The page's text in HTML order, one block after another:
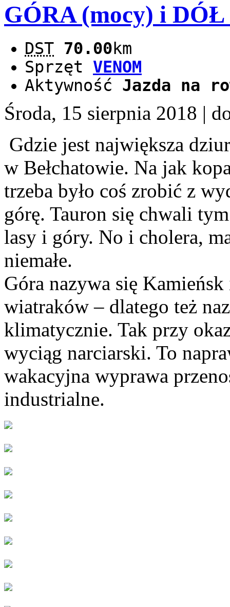
GÓRA (mocy) i
DST 70.00km
Sprzęt VENOM
Aktywność Jazda na
Środa, 15 sierpnia 2018 |
Gdzie jest największa
w Bełchatowie. Na jak
trzeba było coś zrobić z
górę. Tauron się chwali
lasy i góry. No i cholera,
niemałe.
Góra nazywa się
wiatraków – dlatego też
klimatycznie. Tak przy
wyciąg narciarski. To
wakacyjna wyprawa
industrialne.